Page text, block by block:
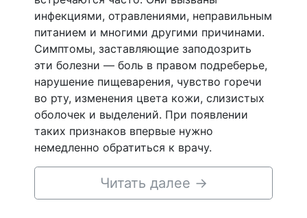
инфекциями, отравлениями, неправильным
питанием и многими другими причинами.
Симптомы, заставляющие заподозрить
эти болезни — боль в правом подреберье,
нарушение пищеварения, чувство горечи
во рту, изменения цвета кожи, слизистых
оболочек и выделений. При появлении
таких признаков впервые нужно
немедленно обратиться к врачу.
Читать далее →